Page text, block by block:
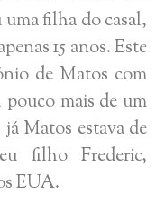
filha do casal,
15 anos. Este
de Matos com
mais de um
Matos estava de
filho Frederic,
EUA.